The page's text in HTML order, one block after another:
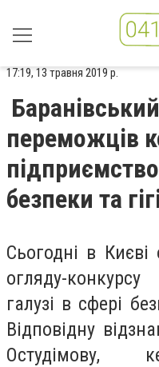
17:19, 13 травня 2019 р.
переможців
безпеки та
Cьогодні в
огляду-
галузі в сфері
Відповідну
Остудімову,